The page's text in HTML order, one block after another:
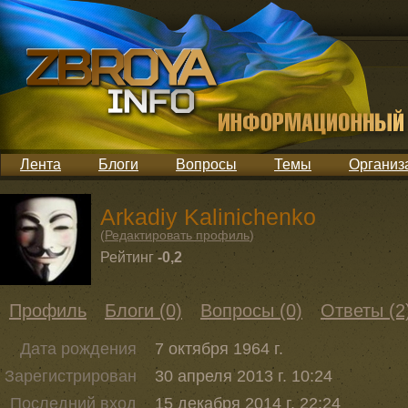
Лента Блоги Вопросы Темы
Arkadiy Kalinichenko
(Редактировать профиль)
Рейтинг -0,2
Профиль Блоги (0) Вопросы (0) Ответы
Дата рождения
7 октября 1964 г.
Зарегистрирован
30 апреля 2013 г. 10:24
Последний вход
15 декабря 2014 г. 22:24